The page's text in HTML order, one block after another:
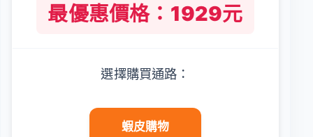
最優惠價格：1929元
選擇購買通路：
蝦皮購物